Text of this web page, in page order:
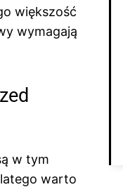
większość
wymagają
w tym
warto